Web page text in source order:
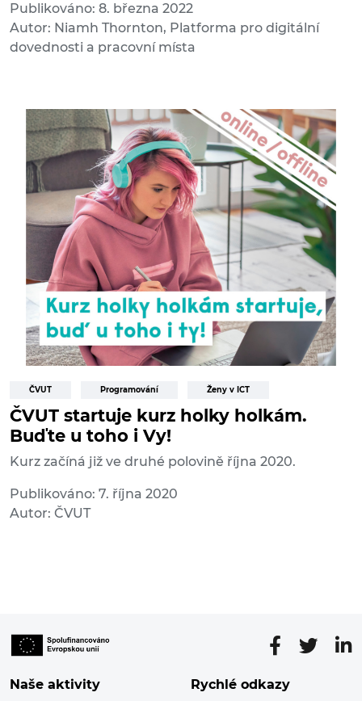
Publikováno: 8. března 2022
Autor: Niamh Thornton, Platforma pro digitální
dovednosti a pracovní místa
ČVUT Programování Ženy v ICT
ČVUT startuje kurz holky holkám.
Buďte u toho i Vy!
Kurz začíná již ve druhé polovině října 2020.
Publikováno: 7. října 2020
Autor: ČVUT
Naše aktivity Rychlé odkazy